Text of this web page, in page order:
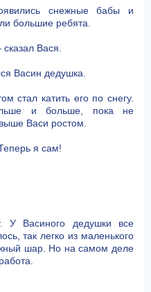
снежные бабы и
большие ребята.
Вася.
Васин дедушка.
стал катить его по снегу.
и больше, пока не
Васи ростом.
я сам!
У Васиного дедушки все
так легко из маленького
шар. Но на самом деле